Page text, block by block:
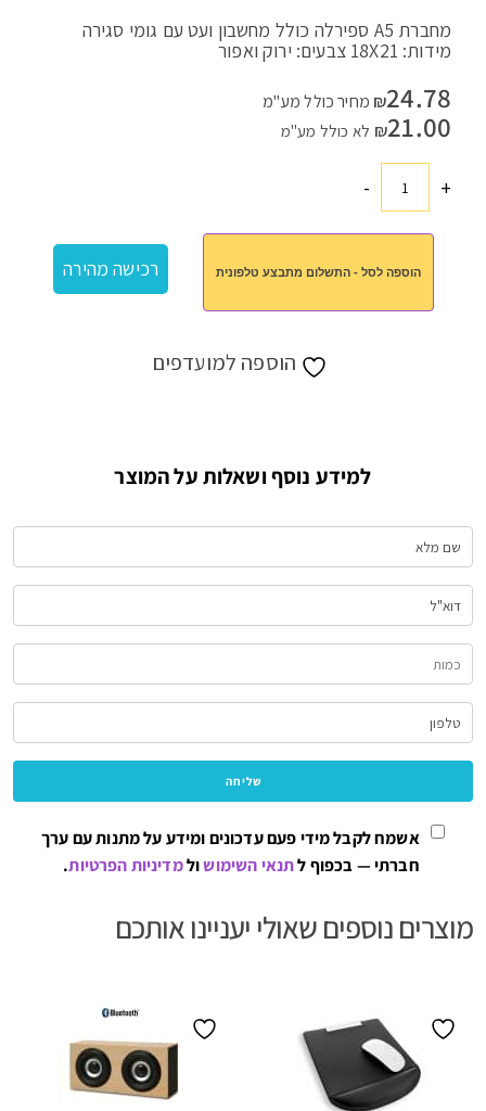
מחברת A5 ספירלה כולל מחשבון ועט עם גומי סגירה
מידות: 18X21 צבעים: ירוק ואפור
₪24.78
מחיר כולל מע"מ
₪21.00 לא כולל מע"מ
+כמות
מחשבון
-
הוספה לסל - התשלום מתבצע טלפונית רכישה מהירה
הוספה למועדפים
למידע נוסף ושאלות על המוצר
אשמח לקבל מידי פעם עדכונים ומידע על מתנות עם ערך
חברתי — בכפוף לתנאי השימושולמדיניות הפרטיות.
מוצרים נוספים שאולי יעניינו אותכם